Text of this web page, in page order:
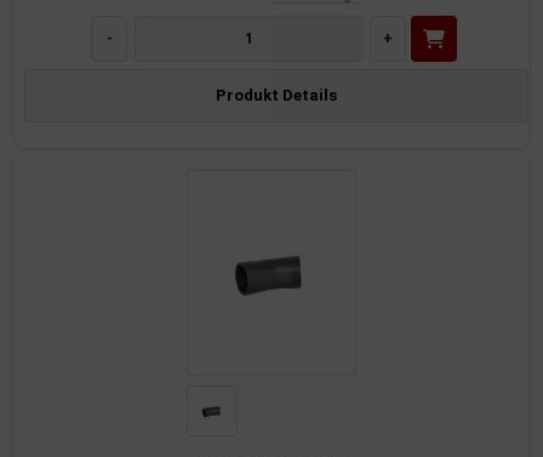
- +
Produkt Details